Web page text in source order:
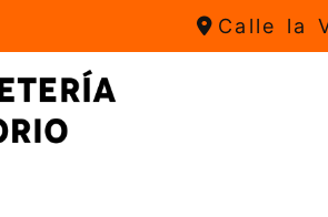
Calle la